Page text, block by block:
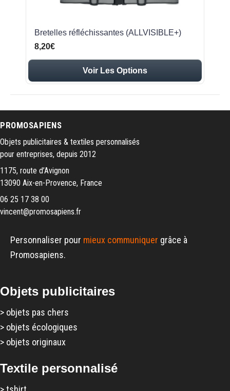
Bretelles réfléchissantes (ALLVISIBLE+)
8,20€
Voir Les Options
PROMOSAPIENS
Objets publicitaires & textiles personnalisés
pour entreprises, depuis 2012
1175, route d’Avignon
13090 Aix-en-Provence, France
06 25 17 38 00
vincent@promosapiens.fr
Personnaliser pour mieux communiquer grâce à
Promosapiens.
Objets publicitaires
> objets pas chers
> objets écologiques
> objets originaux
Textile personnalisé